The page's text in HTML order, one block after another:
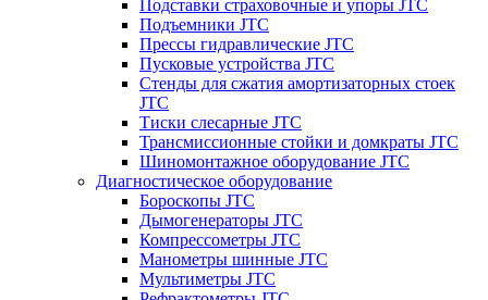
Подставки страховочные и упоры JTC
Подъемники JTC
Прессы гидравлические JTC
Пусковые устройства JTC
Стенды для сжатия амортизаторных стоек
JTC
Тиски слесарные JTC
Трансмиссионные стойки и домкраты JTC
Шиномонтажное оборудование JTC
Диагностическое оборудование
Бороскопы JTC
Дымогенераторы JTC
Компрессометры JTC
Манометры шинные JTC
Мультиметры JTC